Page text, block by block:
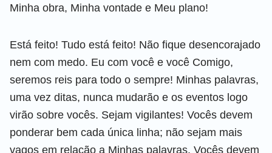
Minha obra, Minha vontade e Meu plano!
Está feito! Tudo está feito! Não fique desencorajado
nem com medo. Eu com você e você Comigo,
seremos reis para todo o sempre! Minhas palavras,
uma vez ditas, nunca mudarão e os eventos logo
virão sobre vocês. Sejam vigilantes! Vocês devem
ponderar bem cada única linha; não sejam mais
vagos em relação a Minhas palavras. Vocês devem